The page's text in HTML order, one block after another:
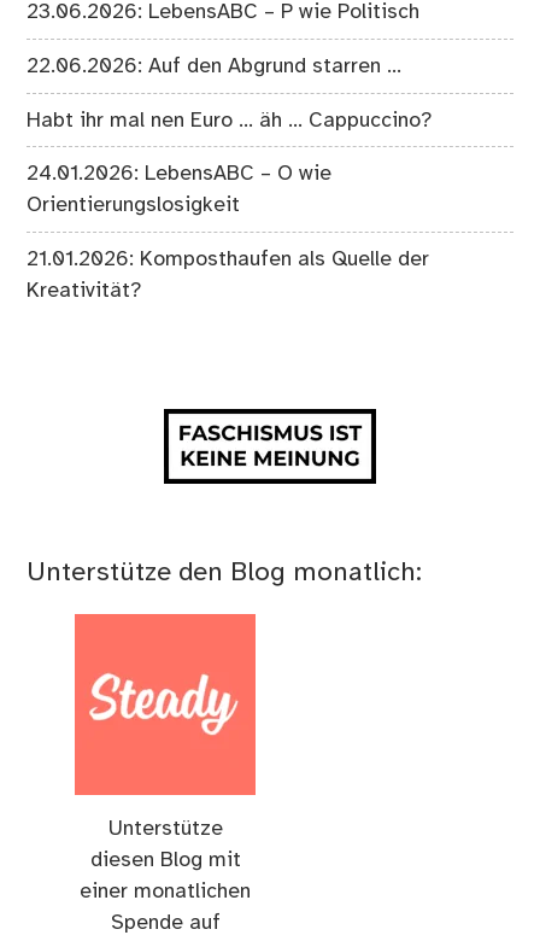
23.06.2026: LebensABC – P wie Politisch
22.06.2026: Auf den Abgrund starren …
Habt ihr mal nen Euro … äh … Cappuccino?
24.01.2026: LebensABC – O wie
Orientierungslosigkeit
21.01.2026: Komposthaufen als Quelle der
Kreativität?
Unterstütze den Blog monatlich:
Unterstütze
diesen Blog mit
einer monatlichen
Spende auf